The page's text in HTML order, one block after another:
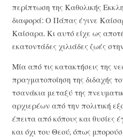
περίπτωση της Καθολικής
διαφορά: Ο Πάπας έγινε
Καίσαρα. Κι αυτό είχε ως
εκατοντάδες χιλιάδες ζωές
Μία από τις κατακτήσεις της
πραγματοποίηση της διδαχής
τσανάκια μεταξύ της
αρχιερέων από την πολιτική
έπειτα από κόπους και θυσίες
και όχι του Θεού, όπως